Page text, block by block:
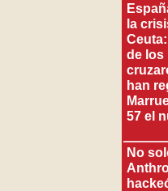
la
de los
han
57 el
No